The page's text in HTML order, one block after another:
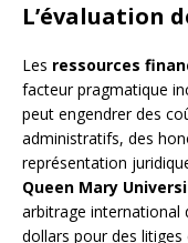
L’évaluation
Les ressources
facteur pragmatique
peut engendrer des
administratifs, des
représentation
Queen Mary
arbitrage international
dollars pour des litiges